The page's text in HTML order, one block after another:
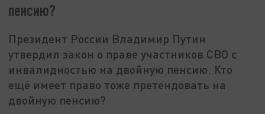
пенсию?
Президент России Владимир Путин
утвердил закон о праве участников СВО с
инвалидностью на двойную пенсию. Кто
ещё имеет право тоже претендовать на
двойную пенсию?